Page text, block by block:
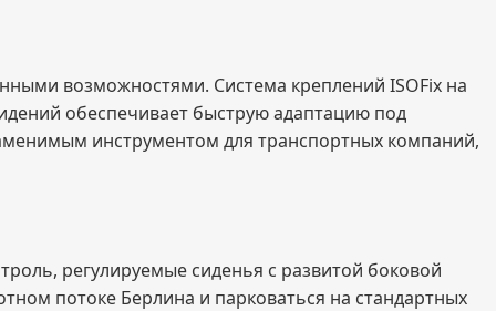
возможностями. Система креплений ISOFix на
обеспечивает быструю адаптацию под
инструментом для транспортных компаний,
регулируемые сиденья с развитой боковой
потоке Берлина и парковаться на стандартных